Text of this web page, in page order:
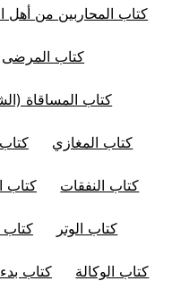
كتاب المحاربين من أهل
كتاب المرضى
كتاب المساقاة
كتاب المغازي
كتاب النفقات كتاب
كتاب الوتر كتاب
كتاب الوكالة كتاب